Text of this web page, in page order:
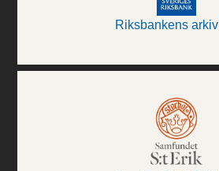
Riksbankens arkiv